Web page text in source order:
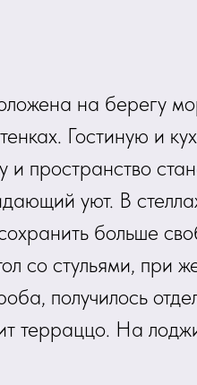
на берегу
Гостиную и
и пространство
уют. В
больше
со стульями, при
получилось
терраццо. На